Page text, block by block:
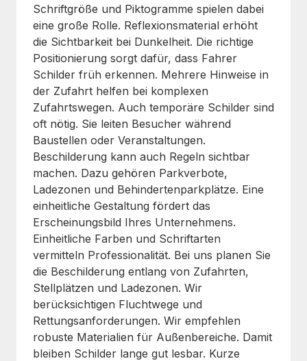
Schriftgröße und Piktogramme spielen dabei
eine große Rolle. Reflexionsmaterial erhöht
die Sichtbarkeit bei Dunkelheit. Die richtige
Positionierung sorgt dafür, dass Fahrer
Schilder früh erkennen. Mehrere Hinweise in
der Zufahrt helfen bei komplexen
Zufahrtswegen. Auch temporäre Schilder sind
oft nötig. Sie leiten Besucher während
Baustellen oder Veranstaltungen.
Beschilderung kann auch Regeln sichtbar
machen. Dazu gehören Parkverbote,
Ladezonen und Behindertenparkplätze. Eine
einheitliche Gestaltung fördert das
Erscheinungsbild Ihres Unternehmens.
Einheitliche Farben und Schriftarten
vermitteln Professionalität. Bei uns planen Sie
die Beschilderung entlang von Zufahrten,
Stellplätzen und Ladezonen. Wir
berücksichtigen Fluchtwege und
Rettungsanforderungen. Wir empfehlen
robuste Materialien für Außenbereiche. Damit
bleiben Schilder lange gut lesbar. Kurze